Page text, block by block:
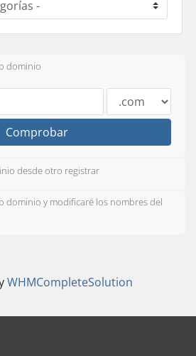
dominio
Comprobar
desde otro registrar
dominio y modificaré los nombres del
WHMCompleteSolution